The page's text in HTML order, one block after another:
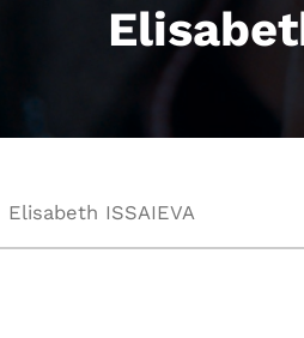
Elisabeth ISSAIEVA